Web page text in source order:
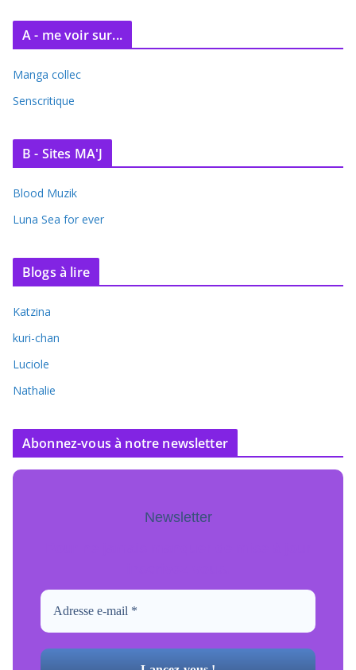
A - me voir sur...
Manga collec
Senscritique
B - Sites MA'J
Blood Muzik
Luna Sea for ever
Blogs à lire
Katzina
kuri-chan
Luciole
Nathalie
Abonnez-vous à notre newsletter
Newsletter